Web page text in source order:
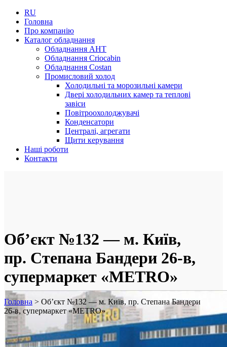
RU
Головна
Про компанію
Каталог обладнання
Обладнання AHT
Обладнання Criocabin
Обладнання Costan
Промисловий холод
Холодильні та морозильні камери
Двері холодильних камер та теплові
завіси
Повітроохолоджувачі
Конденсатори
Централі, агрегати
Щити керування
Наші роботи
Контакти
Об’єкт №132 — м. Київ,
пр. Степана Бандери 26-в,
супермаркет «METRO»
Головна > Об’єкт №132 — м. Київ, пр. Степана Бандери
26-в, супермаркет «METRO»